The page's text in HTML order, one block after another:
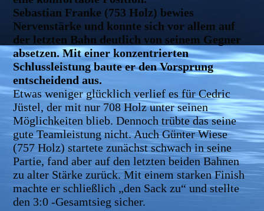
Sebastian Franke (753 Holz) bewies
Nervenstärke und konnte sich vor allem auf
der letzten Bahn deutlich von seinem Gegner
absetzen. Mit einer konzentrierten
Schlussleistung baute er den Vorsprung
entscheidend aus.
Etwas weniger glücklich verlief es für Cedric
Jüstel, der mit nur 708 Holz unter seinen
Möglichkeiten blieb. Dennoch trübte das seine
gute Teamleistung nicht. Auch Günter Wiese
(757 Holz) startete zunächst schwach in seine
Partie, fand aber auf den letzten beiden Bahnen
zu alter Stärke zurück. Mit einem starken Finish
machte er schließlich „den Sack zu“ und stellte
den 3:0 -Gesamtsieg sicher.